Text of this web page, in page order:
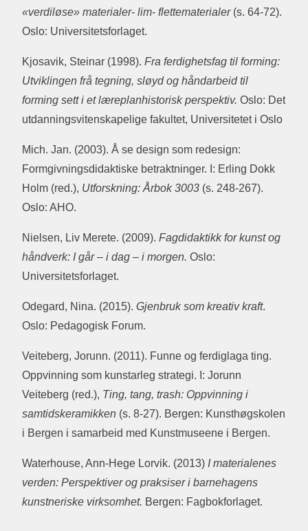
«verdiløse» materialer- lim- flettematerialer(s. 64-72).
Oslo: Universitetsforlaget.
Kjosavik, Steinar (1998). Fra ferdighetsfag til forming:
Utviklingen frå tegning, sløyd og håndarbeid til
forming sett i et læreplanhistorisk perspektiv. Oslo: Det
utdanningsvitenskapelige fakultet, Universitetet i Oslo
Mich. Jan. (2003). Å se design som redesign:
Formgivningsdidaktiske betraktninger. I: Erling Dokk
Holm (red.), Utforskning: Årbok 3003 (s. 248-267).
Oslo: AHO.
Nielsen, Liv Merete. (2009). Fagdidaktikk for kunst og
håndverk: I går – i dag – i morgen. Oslo:
Universitetsforlaget.
Odegard, Nina. (2015). Gjenbruk som kreativ kraft.
Oslo: Pedagogisk Forum.
Veiteberg, Jorunn. (2011). Funne og ferdiglaga ting.
Oppvinning som kunstarleg strategi. I: Jorunn
Veiteberg (red.), Ting, tang, trash: Oppvinning i
samtidskeramikken (s. 8-27). Bergen: Kunsthøgskolen
i Bergen i samarbeid med Kunstmuseene i Bergen.
Waterhouse, Ann-Hege Lorvik. (2013) I materialenes
verden: Perspektiver og praksiser i barnehagens
kunstneriske virksomhet. Bergen: Fagbokforlaget.